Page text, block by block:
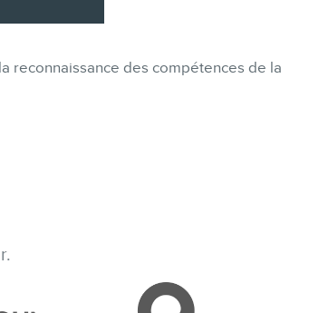
reconnaissance des compétences de la